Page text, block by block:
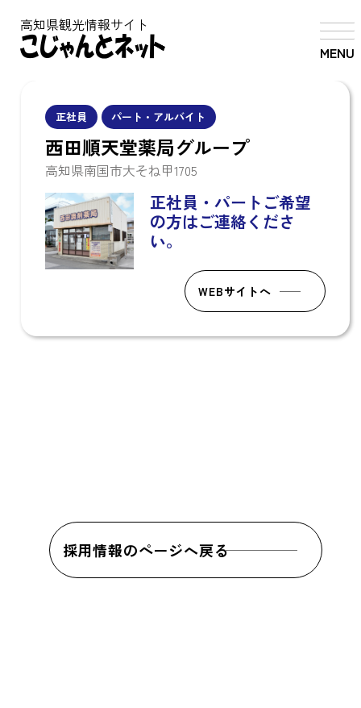
MENU
高知県観光情報サイト
正社員 パート・アルバイト
西田順天堂薬局グループ
高知県南国市大そね甲1705
正社員・パートご希望
の方はご連絡くださ
い。
WEBサイトへ
採用情報のページへ戻る